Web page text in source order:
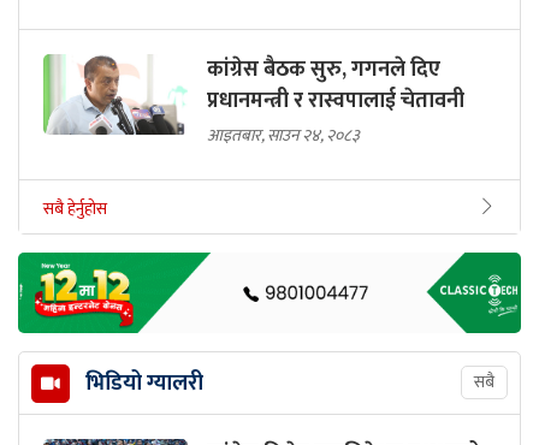
कांग्रेस बैठक सुरु, गगनले दिए
प्रधानमन्त्री र रास्वपालाई चेतावनी
आइतबार, साउन २४, २०८३
सबै हेर्नुहोस
भिडियो ग्यालरी सबै